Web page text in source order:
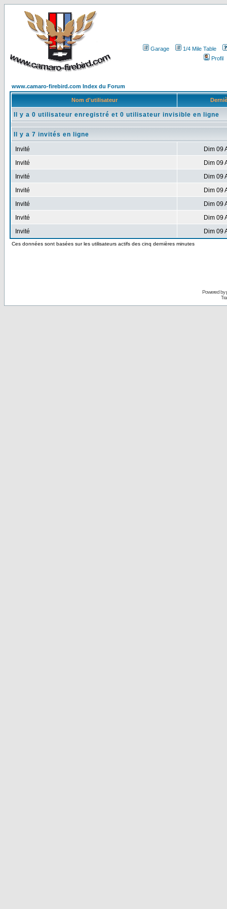
Garage
1/4 Mile Table
Profil
www.camaro-firebird.com Index du Forum
Nom d'utilisateur
Il y a 0 utilisateur enregistré et 0 utilisateur invisible en ligne
Il y a 7 invités en ligne
Invité
Dim 09
Invité
Dim 09
Invité
Dim 09
Invité
Dim 09
Invité
Dim 09
Invité
Dim 09
Invité
Dim 09
Ces données sont basées sur les utilisateurs actifs des cinq dernières minutes
Powered by